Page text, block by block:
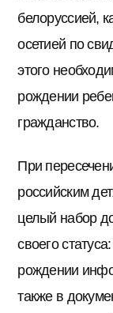
белоруссией,
осетией по
этого
рождении
гражданство.
При
российским
целый набор
своего
рождении
также в